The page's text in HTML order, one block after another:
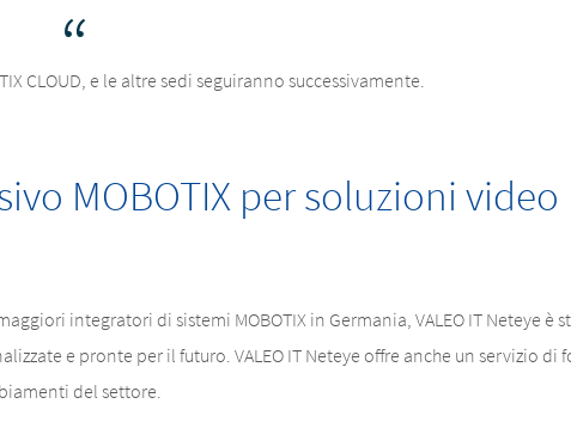
CLOUD, e le altre sedi seguiranno successivamente.
MOBOTIX per soluzioni video
integratori di sistemi MOBOTIX in Germania, VALEO IT Neteye è
e pronte per il futuro. VALEO IT Neteye offre anche un servizio di
del settore.